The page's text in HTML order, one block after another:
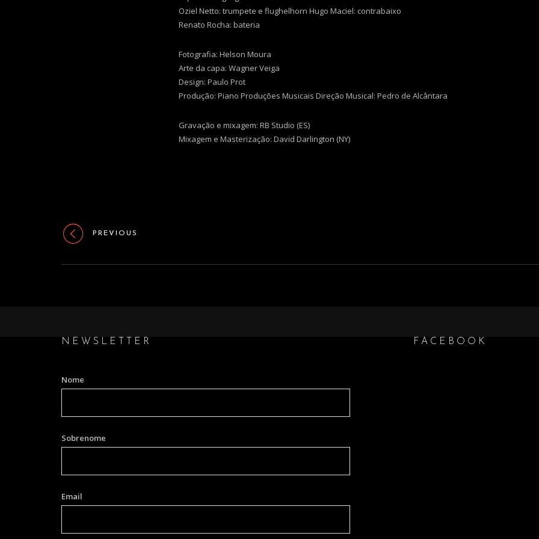
Oziel Netto: trumpete e flughelhorn Hugo Maciel: contrabaixo
Renato Rocha: bateria
Fotografia: Helson Moura
Arte da capa: Wagner Veiga
Design: Paulo Prot
Produção: Piano Produções Musicais Direção Musical: Pedro de Alcântara
Gravação e mixagem: RB Studio (ES)
Mixagem e Masterização: David Darlington (NY)
PREVIOUS
NEWSLETTER
Nome
Sobrenome
Email
FACEBOOK